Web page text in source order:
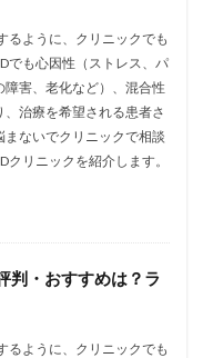
るように、クリニックでも
でも心因性（ストレス、パ
害、老化など）、混合性
、治療を希望される患者さ
ないでクリニックで相談
リニックを紹介します。
判・おすすめは？ラ
るように、クリニックでも